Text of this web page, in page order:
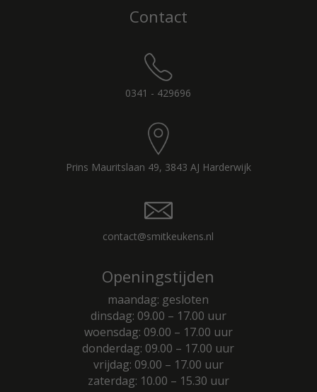
Contact
0341 - 429696
Prins Mauritslaan 49, 3843 AJ Harderwijk
contact@smitkeukens.nl
Openingstijden
maandag: gesloten
dinsdag: 09.00 – 17.00 uur
woensdag: 09.00 – 17.00 uur
donderdag: 09.00 – 17.00 uur
vrijdag: 09.00 – 17.00 uur
zaterdag: 10.00 – 15.30 uur